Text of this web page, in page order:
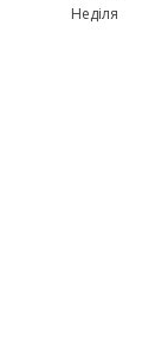
Неділя